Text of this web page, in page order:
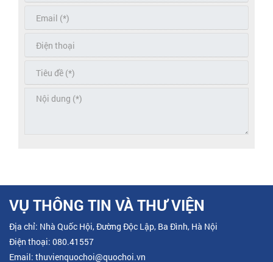
VỤ THÔNG TIN VÀ THƯ VIỆN
Địa chỉ: Nhà Quốc Hội, Đường Độc Lập, Ba Đình, Hà Nội
Điện thoại: 080.41557
Email: thuvienquochoi@quochoi.vn